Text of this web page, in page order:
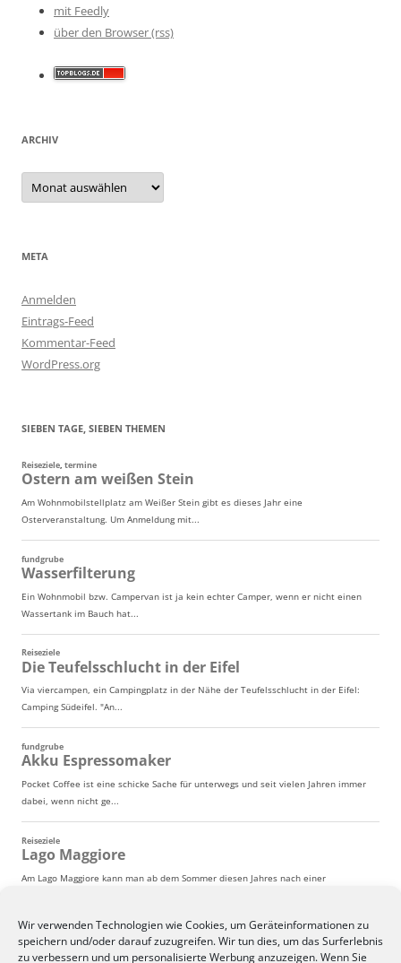
Wir verwenden Technologien wie Cookies, um Geräteinformationen zu
speichern und/oder darauf zuzugreifen. Wir tun dies, um das Surferlebnis
zu verbessern und um personalisierte Werbung anzuzeigen. Wenn Sie
mit Feedly
über den Browser (rss)
ARCHIV
Archiv
META
Anmelden
Eintrags-Feed
Kommentar-Feed
WordPress.org
SIEBEN TAGE, SIEBEN THEMEN